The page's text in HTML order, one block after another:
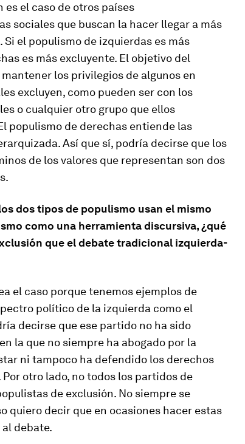
es el caso de otros países
sociales que buscan la hacer llegar a más
el populismo de izquierdas es más
es más excluyente. El objetivo del
los privilegios de algunos en
excluyen, como pueden ser con los
o cualquier otro grupo que ellos
populismo de derechas entiende las
Así que sí, podría decirse que los
de los valores que representan son dos
dos tipos de populismo usan el mismo
como una herramienta discursiva, ¿qué
que el debate tradicional izquierda-
el caso porque tenemos ejemplos de
político de la izquierda como el
decirse que ese partido no ha sido
la que no siempre ha abogado por la
ni tampoco ha defendido los derechos
otro lado, no todos los partidos de
de exclusión. No siempre se
quiero decir que en ocasiones hacer estas
debate.